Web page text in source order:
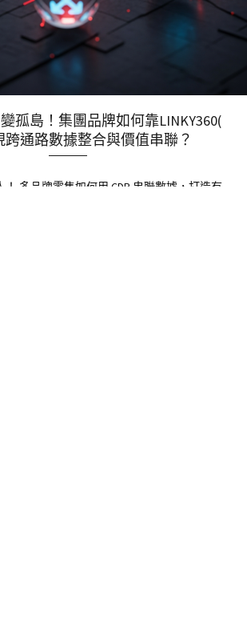
孤島！集團品牌如何靠LINKY360(
跨通路數據整合與價值串聯？
多品牌零售如何用 CDP 串聯數據，打造有